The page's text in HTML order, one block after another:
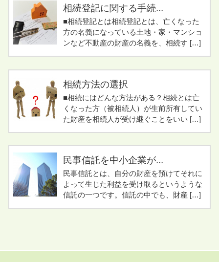
相続登記に関する手続...
■相続登記とは相続登記とは、亡くなった
方の名義になっている土地・家・マンショ
ンなど不動産の財産の名義を、相続す […]
相続方法の選択
■相続にはどんな方法がある？相続とは亡
くなった方（被相続人）が生前所有してい
た財産を相続人が受け継ぐことをいい […]
民事信託を中小企業が...
民事信託とは、自分の財産を預けてそれに
よって生じた利益を受け取るというような
信託の一つです。信託の中でも、財産 […]